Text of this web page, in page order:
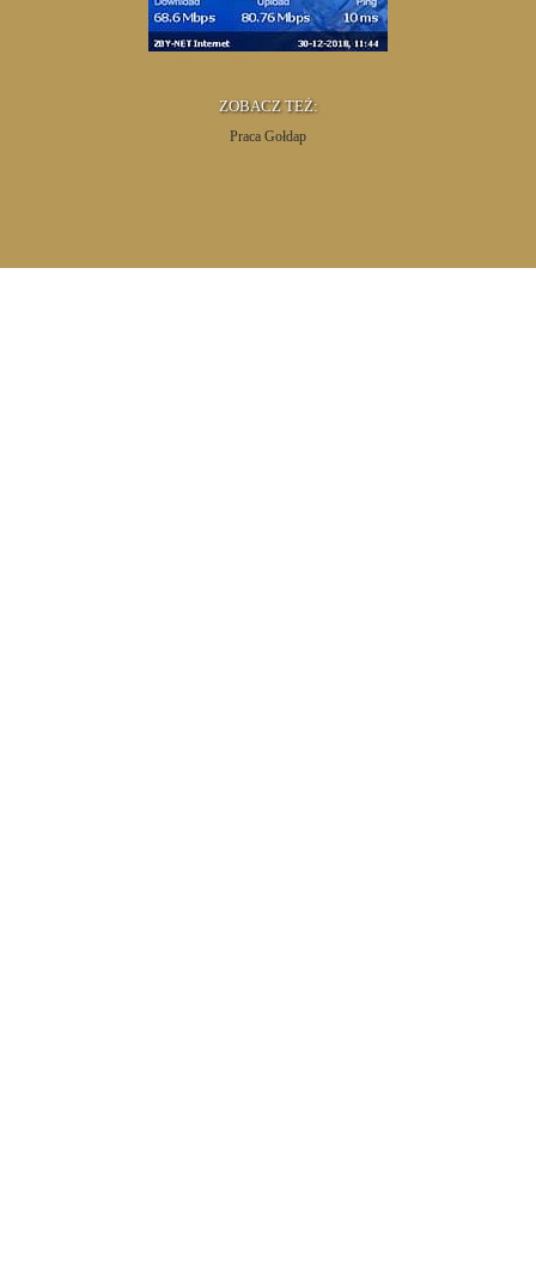
ZOBACZ TEŻ:
Praca Gołdap